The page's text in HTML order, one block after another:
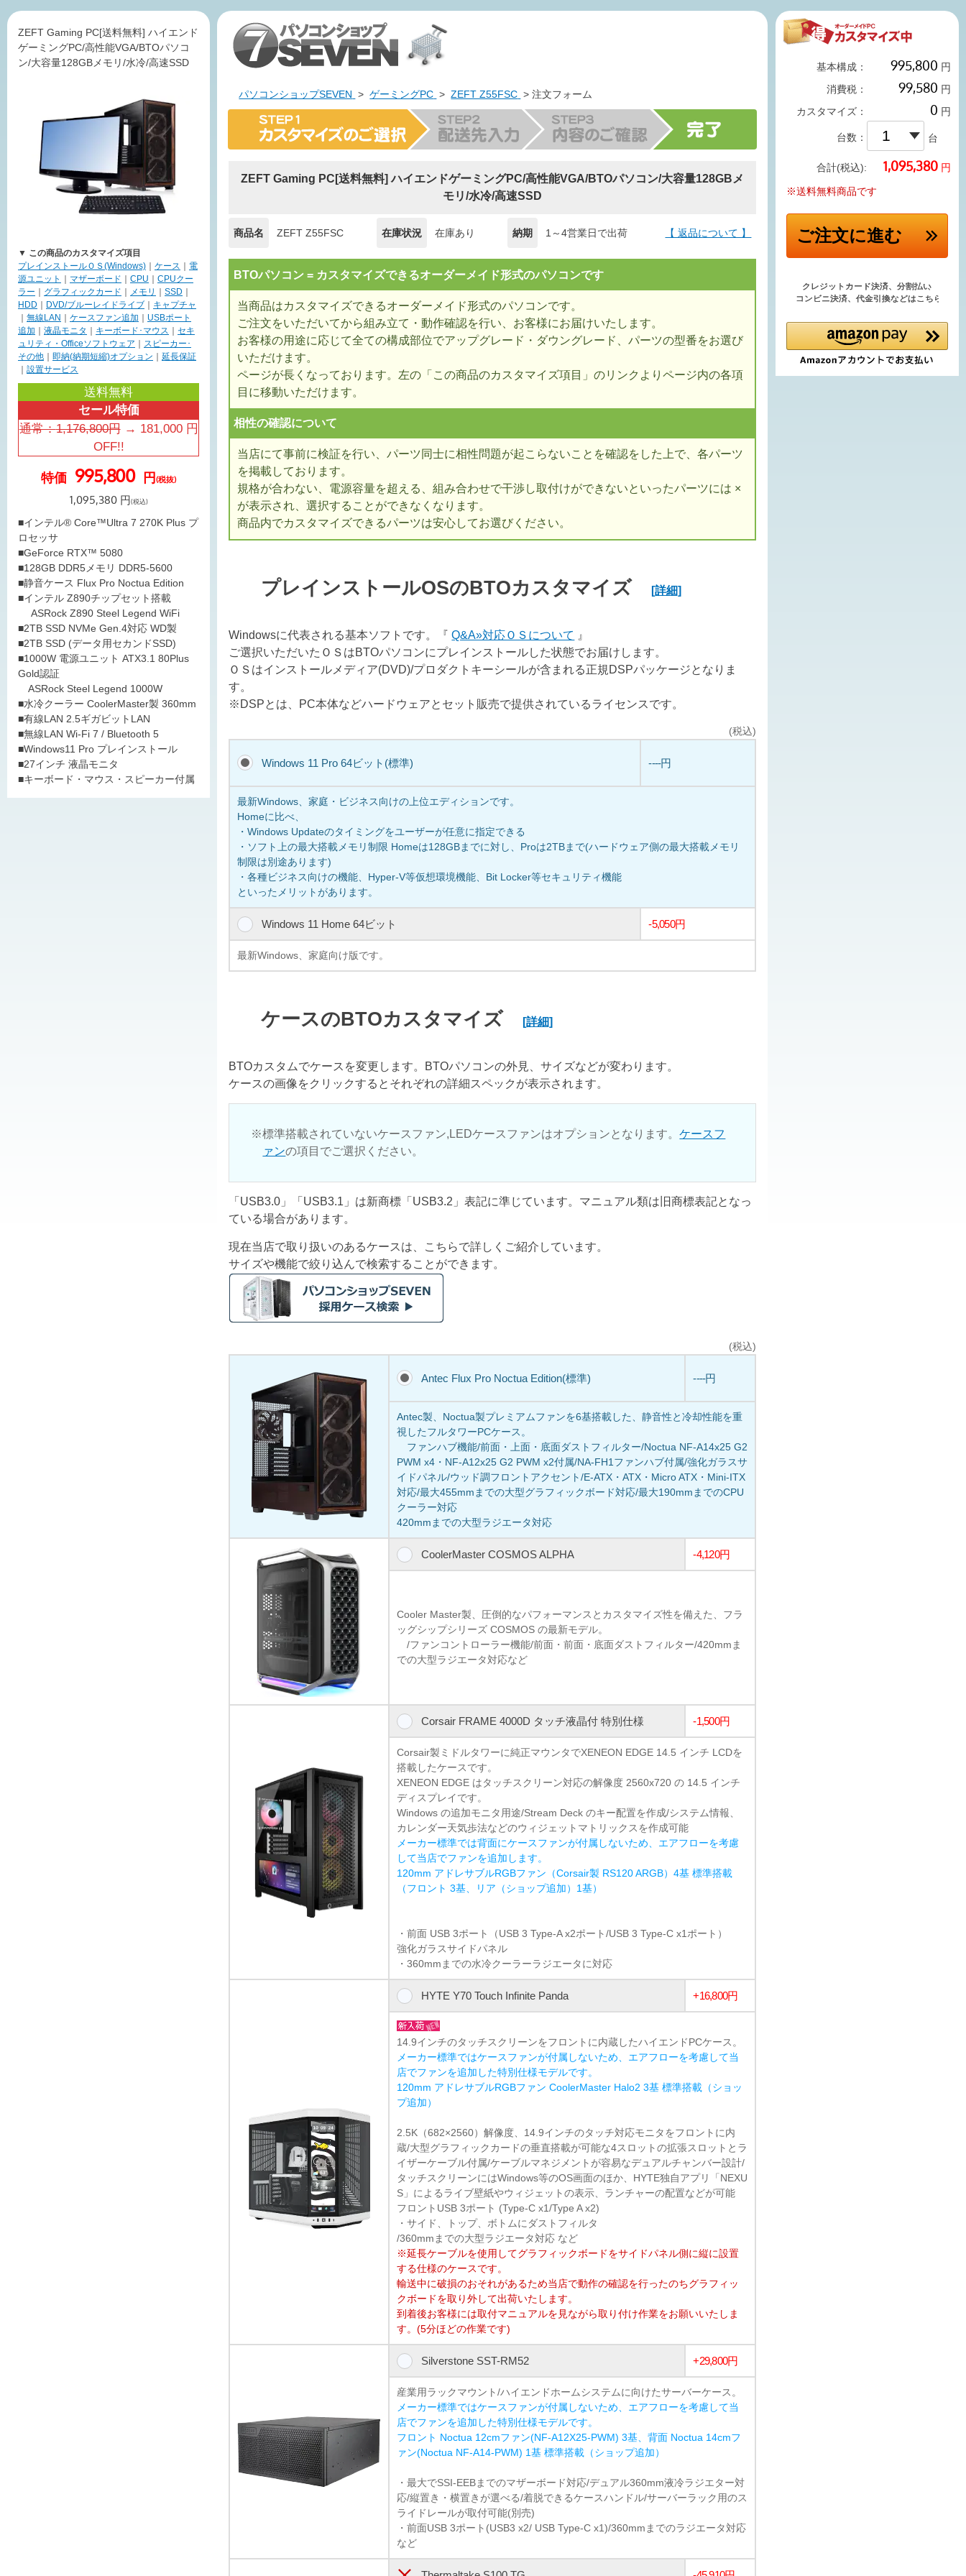
ZEFT Gaming PC[送料無料] ハイエンド
ゲーミングPC/高性能VGA/BTOパソコ
ン/大容量128GBメモリ/水冷/高速SSD
▼ この商品のカスタマイズ項目
プレインストールＯＳ(Windows)
ケース
電
源ユニット
マザーボード CPU
CPUクー
ラー
グラフィックカード メモリ SSD
HDD
DVD/ブルーレイドライブ
キャプチャ
無線LAN ケースファン追加
USBポート
追加
液晶モニタ キーボード･マウス
セキ
ュリティ・Officeソフトウェア
スピーカー･
その他
即納(納期短縮)オプション
延長保証
設置サービス
送料無料
セール特価
通常：1,176,800円→ 181,000円
OFF!!
特価 995,800 円(税抜)
1,095,380円(税込)
■インテル® Core™Ultra 7 270K Plus プ
ロセッサ
■GeForce RTX™ 5080
■128GB DDR5メモリ DDR5-5600
■静音ケース Flux Pro Noctua Edition
■インテル Z890チップセット搭載
ASRock Z890 Steel Legend WiFi
■2TB SSD NVMe Gen.4対応 WD製
■2TB SSD (データ用セカンドSSD)
■1000W 電源ユニット ATX3.1 80Plus
Gold認証
ASRock Steel Legend 1000W
■水冷クーラー CoolerMaster製 360mm
■有線LAN 2.5ギガビットLAN
■無線LAN Wi-Fi 7 / Bluetooth 5
■Windows11 Pro プレインストール
■27インチ 液晶モニタ
■キーボード・マウス・スピーカー付属
パソコンショップSEVEN >ゲーミングPC >ZEFT Z55FSC > 注文フォーム
ZEFT Gaming PC[送料無料] ハイエンドゲーミングPC/高性能VGA/BTOパソコン/大容量128GBメ
モリ/水冷/高速SSD
商品名 ZEFT Z55FSC 在庫状況 在庫あり 納期 1～4営業日で出荷 【 返品について 】
BTOパソコン = カスタマイズできるオーダーメイド形式のパソコンです
当商品はカスタマイズできるオーダーメイド形式のパソコンです。
ご注文をいただいてから組み立て・動作確認を行い、お客様にお届けいたします。
お客様の用途に応じて全ての構成部位でアップグレード・ダウングレード、パーツの型番をお選び
いただけます。
ページが長くなっております。左の「この商品のカスタマイズ項目」のリンクよりページ内の各項
目に移動いただけます。
相性の確認について
当店にて事前に検証を行い、パーツ同士に相性問題が起こらないことを確認をした上で、各パーツ
を掲載しております。
規格が合わない、電源容量を超える、組み合わせで干渉し取付けができないといったパーツには ×
が表示され、選択することができなくなります。
商品内でカスタマイズできるパーツは安心してお選びください。
プレインストールOSのBTOカスタマイズ[詳細]
Windowsに代表される基本ソフトです。『Q&A»対応ＯＳについて 』
ご選択いただいたＯＳはBTOパソコンにプレインストールした状態でお届けします。
ＯＳはインストールメディア(DVD)/プロダクトキーシールが含まれる正規DSPパッケージとなりま
す。
※DSPとは、PC本体などハードウェアとセット販売で提供されているライセンスです。
(税込)
Windows 11 Pro 64ビット(標準) ----円
最新Windows、家庭・ビジネス向けの上位エディションです。
Homeに比べ、
・Windows Updateのタイミングをユーザーが任意に指定できる
・ソフト上の最大搭載メモリ制限 Homeは128GBまでに対し、Proは2TBまで(ハードウェア側の最大搭載メモリ
制限は別途あります)
・各種ビジネス向けの機能、Hyper-V等仮想環境機能、Bit Locker等セキュリティ機能
といったメリットがあります。
Windows 11 Home 64ビット -5,050円
最新Windows、家庭向け版です。
ケースのBTOカスタマイズ[詳細]
BTOカスタムでケースを変更します。BTOパソコンの外見、サイズなどが変わります。
ケースの画像をクリックするとそれぞれの詳細スペックが表示されます。
標準搭載されていないケースファン,LEDケースファンはオプションとなります。ケースフ
ァンの項目でご選択ください。
「USB3.0」「USB3.1」は新商標「USB3.2」表記に準じています。マニュアル類は旧商標表記となっ
ている場合があります。
現在当店で取り扱いのあるケースは、こちらで詳しくご紹介しています。
サイズや機能で絞り込んで検索することができます。
(税込)
Antec Flux Pro Noctua Edition(標準) ----円
Antec製、Noctua製プレミアムファンを6基搭載した、静音性と冷却性能を重
視したフルタワーPCケース。
ファンハブ機能/前面・上面・底面ダストフィルター/Noctua NF-A14x25 G2
PWM x4・NF-A12x25 G2 PWM x2付属/NA-FH1ファンハブ付属/強化ガラスサ
イドパネル/ウッド調フロントアクセント/E-ATX・ATX・Micro ATX・Mini-ITX
対応/最大455mmまでの大型グラフィックボード対応/最大190mmまでのCPU
クーラー対応
420mmまでの大型ラジエータ対応
CoolerMaster COSMOS ALPHA -4,120円
Cooler Master製、圧倒的なパフォーマンスとカスタマイズ性を備えた、フラ
ッグシップシリーズ COSMOS の最新モデル。
/ファンコントローラー機能/前面・前面・底面ダストフィルター/420mmま
での大型ラジエータ対応など
Corsair FRAME 4000D タッチ液晶付 特別仕様 -1,500円
Corsair製ミドルタワーに純正マウンタでXENEON EDGE 14.5 インチ LCDを
搭載したケースです。
XENEON EDGE はタッチスクリーン対応の解像度 2560x720 の 14.5 インチ
ディスプレイです。
Windows の追加モニタ用途/Stream Deck のキー配置を作成/システム情報、
カレンダー天気歩法などのウィジェットマトリックスを作成可能
メーカー標準では背面にケースファンが付属しないため、エアフローを考慮
して当店でファンを追加します。
120mm アドレサブルRGBファン（Corsair製 RS120 ARGB）4基 標準搭載
（フロント 3基、リア（ショップ追加）1基）
・前面 USB 3ポート（USB 3 Type-A x2ポート/USB 3 Type-C x1ポート）
強化ガラスサイドパネル
・360mmまでの水冷クーラーラジエータに対応
HYTE Y70 Touch Infinite Panda +16,800円
14.9インチのタッチスクリーンをフロントに内蔵したハイエンドPCケース。
メーカー標準ではケースファンが付属しないため、エアフローを考慮して当
店でファンを追加した特別仕様モデルです。
120mm アドレサブルRGBファン CoolerMaster Halo2 3基 標準搭載（ショッ
プ追加）
2.5K（682×2560）解像度、14.9インチのタッチ対応モニタをフロントに内
蔵/大型グラフィックカードの垂直搭載が可能な4スロットの拡張スロットとラ
イザーケーブル付属/ケーブルマネジメントが容易なデュアルチャンバー設計/
タッチスクリーンにはWindows等のOS画面のほか、HYTE独自アプリ「NEXU
S」によるライブ壁紙やウィジェットの表示、ランチャーの配置などが可能
フロントUSB 3ポート (Type-C x1/Type A x2)
・サイド、トップ、ボトムにダストフィルタ
/360mmまでの大型ラジエータ対応 など
※延長ケーブルを使用してグラフィックボードをサイドパネル側に縦に設置
する仕様のケースです。
輸送中に破損のおそれがあるため当店で動作の確認を行ったのちグラフィッ
クボードを取り外して出荷いたします。
到着後お客様には取付マニュアルを見ながら取り付け作業をお願いいたしま
す。(5分ほどの作業です)
Silverstone SST-RM52 +29,800円
産業用ラックマウント/ハイエンドホームシステムに向けたサーバーケース。
メーカー標準ではケースファンが付属しないため、エアフローを考慮して当
店でファンを追加した特別仕様モデルです。
フロント Noctua 12cmファン(NF-A12X25-PWM) 3基、背面 Noctua 14cmフ
ァン(Noctua NF-A14-PWM) 1基 標準搭載（ショップ追加）
・最大でSSI-EEBまでのマザーボード対応/デュアル360mm液冷ラジエター対
応/縦置き・横置きが選べる/着脱できるケースハンドル/サーバーラック用のス
ライドレールが取付可能(別売)
・前面USB 3ポート(USB3 x2/ USB Type-C x1)/360mmまでのラジエータ対応
など
基本構成：
円
消費税：
円
カスタマイズ：
円
台数： 台
合計(税込): 円
※送料無料商品です
ご注文に進む